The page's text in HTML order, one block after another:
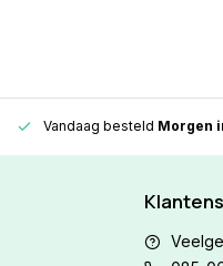
Vandaag besteld Morgen